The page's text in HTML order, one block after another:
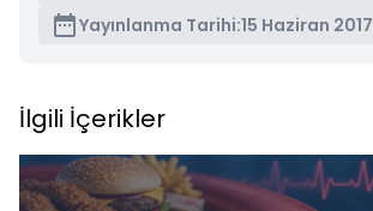
Yayınlanma Tarihi:15 Haziran 2017
İlgili İçerikler